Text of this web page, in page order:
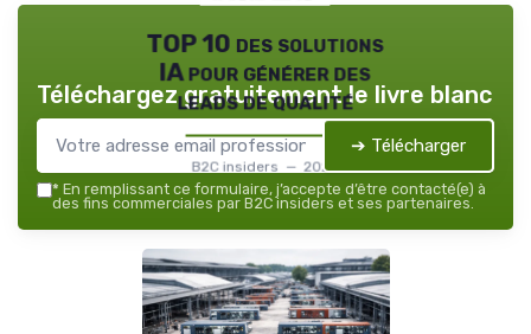
TOP 10 des solutions
IA pour générer des
leads de qualité
B2C insiders — 2026
Téléchargez gratuitement le livre blanc
➔ Télécharger
* En remplissant ce formulaire, j’accepte d’être contacté(e) à
des fins commerciales par B2C insiders et ses partenaires.